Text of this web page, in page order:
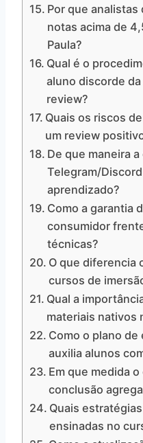
Por que
notas acima de
Paula?
Qual é o
aluno discorde
review?
Quais os riscos
um review
De que maneira
Telegram/
aprendizado?
Como a garantia
consumidor
técnicas?
O que diferencia
cursos de
Qual a
materiais nativos
Como o plano
auxilia alunos
Em que medida
conclusão
Quais
ensinadas no